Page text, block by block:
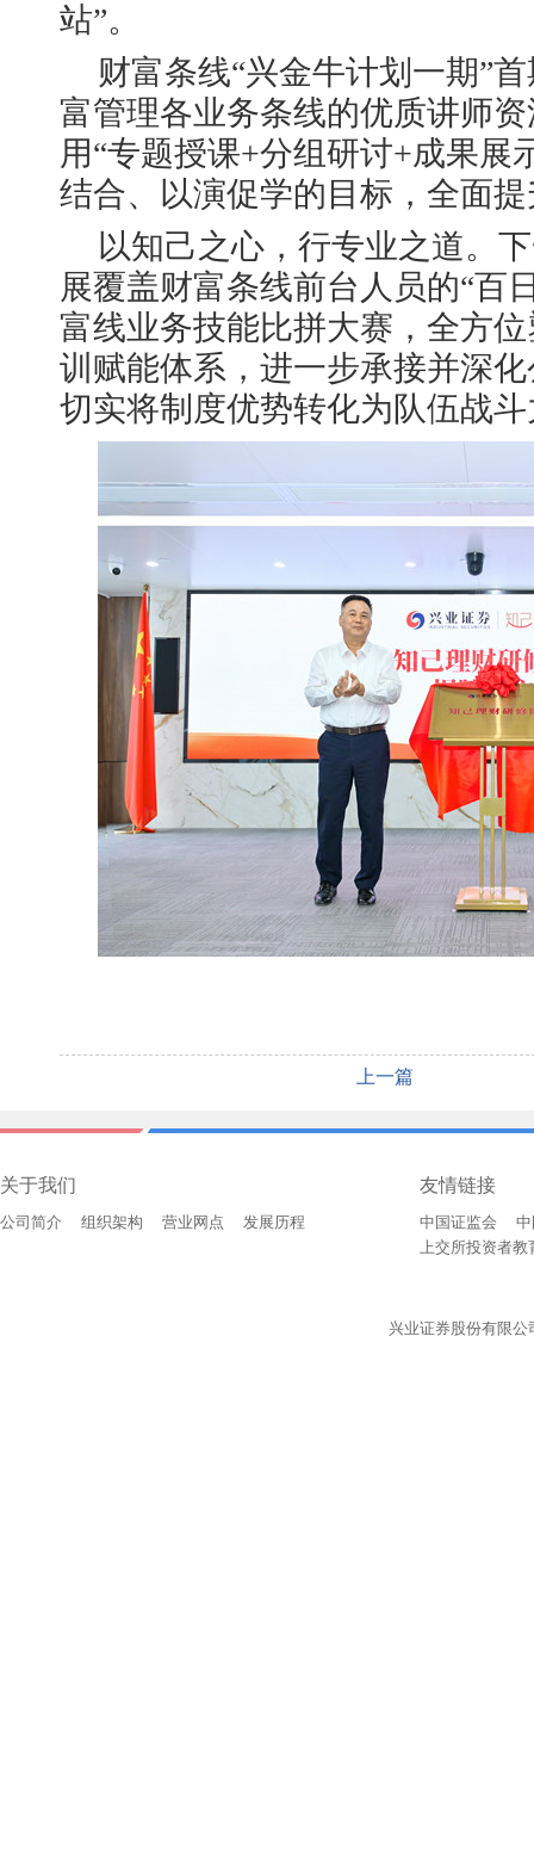
站”。
财富条线“兴金牛计划一期”
富管理各业务条线的优质讲师
用“专题授课+分组研讨+成果展
结合、以演促学的目标，全面
以知己之心，行专业之道。
展覆盖财富条线前台人员的“百
富线业务技能比拼大赛，全方
训赋能体系，进一步承接并深
切实将制度优势转化为队伍战
上一篇
关于我们
公司简介 组织架构 营业网点 发展历程
友情链接
中国证监会
上交所投资者教
兴业证券股份有限